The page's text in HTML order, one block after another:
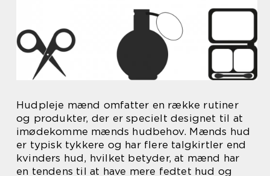
Hudpleje mænd omfatter en række rutiner
og produkter, der er specielt designet til at
imødekomme mænds hudbehov. Mænds hud
er typisk tykkere og har flere talgkirtler end
kvinders hud, hvilket betyder, at mænd har
en tendens til at have mere fedtet hud og